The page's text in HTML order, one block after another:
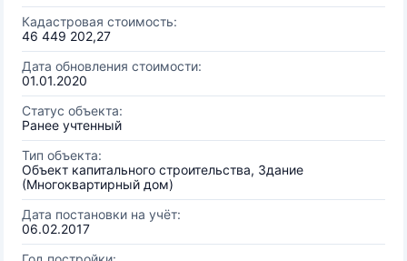
Кадастровая стоимость:
46 449 202,27
Дата обновления стоимости:
01.01.2020
Статус объекта:
Ранее учтенный
Тип объекта:
Объект капитального строительства, Здание
(Многоквартирный дом)
Дата постановки на учёт:
06.02.2017